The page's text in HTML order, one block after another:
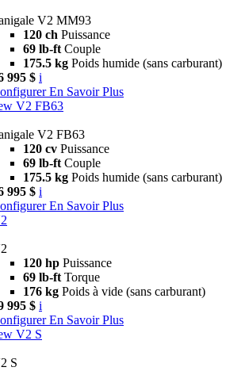
V2 MM93
120 ch Puissance
69 lb-ft Couple
175.5 kg Poids humide (sans carburant)
995 $ i
En Savoir Plus
V2 FB63
V2 FB63
120 cv Puissance
69 lb-ft Couple
175.5 kg Poids humide (sans carburant)
995 $ i
En Savoir Plus
120 hp Puissance
69 lb-ft Torque
176 kg Poids à vide (sans carburant)
995 $ i
En Savoir Plus
V2 S
S